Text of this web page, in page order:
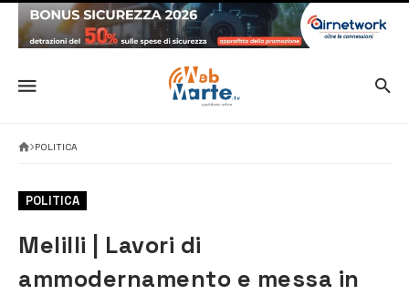
POLITICA
POLITICA
Melilli | Lavori di
ammodernamento e messa in